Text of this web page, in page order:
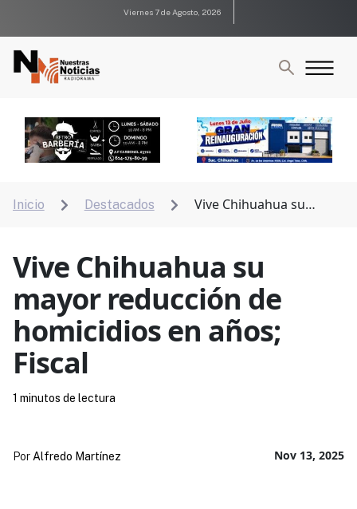
Viernes 7 de Agosto, 2026
Inicio  Destacados 
Vive Chihuahua su
Vive Chihuahua su
mayor reducción de
homicidios en años;
Fiscal
Nov 13, 2025
Por Alfredo Martínez
1 minutos de lectura